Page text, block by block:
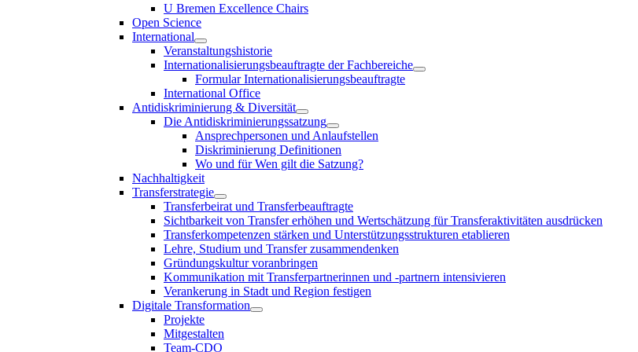
U Bremen Excellence Chairs
Open Science
International
Veranstaltungshistorie
Internationalisierungsbeauftragte der Fachbereiche
Formular Internationalisierungsbeauftragte
International Office
Antidiskriminierung & Diversität
Die Antidiskriminierungssatzung
Ansprechpersonen und Anlaufstellen
Diskriminierung Definitionen
Wo und für Wen gilt die Satzung?
Nachhaltigkeit
Transferstrategie
Transferbeirat und Transferbeauftragte
Sichtbarkeit von Transfer erhöhen und Wertschätzung für Transferaktivitäten ausdrücken
Transferkompetenzen stärken und Unterstützungsstrukturen etablieren
Lehre, Studium und Transfer zusammendenken
Gründungskultur voranbringen
Kommunikation mit Transferpartnerinnen und -partnern intensivieren
Verankerung in Stadt und Region festigen
Digitale Transformation
Projekte
Mitgestalten
Team-CDO